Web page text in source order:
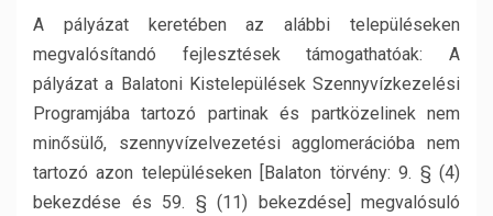
A pályázat keretében az alábbi településeken
megvalósítandó fejlesztések támogathatóak: A
pályázat a Balatoni Kistelepülések Szennyvízkezelési
Programjába tartozó partinak és partközelinek nem
minősülő, szennyvízelvezetési agglomerációba nem
tartozó azon településeken [Balaton törvény: 9. § (4)
bekezdése és 59. § (11) bekezdése] megvalósuló